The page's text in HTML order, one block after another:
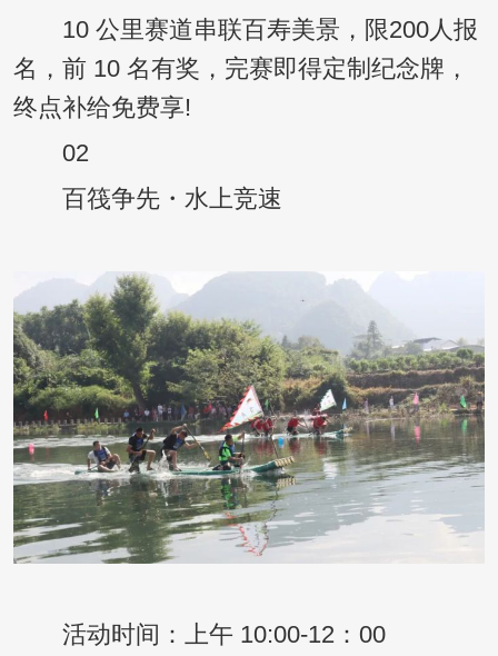
10 公里赛道串联百寿美景，限200人报
名，前 10 名有奖，完赛即得定制纪念牌，
终点补给免费享!
02
百筏争先・水上竞速
活动时间：上午 10:00-12：00